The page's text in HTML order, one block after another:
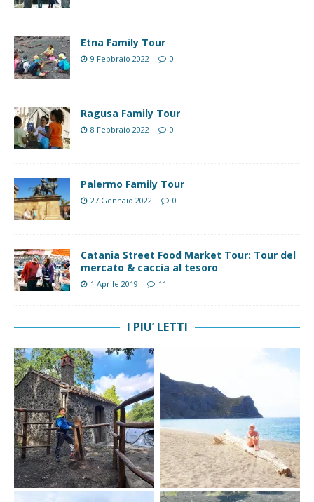
Etna Family Tour
9 Febbraio 2022 0
Ragusa Family Tour
8 Febbraio 2022 0
Palermo Family Tour
27 Gennaio 2022 0
Catania Street Food Market Tour: Tour del
mercato & caccia al tesoro
1 Aprile 2019 11
I PIU’ LETTI